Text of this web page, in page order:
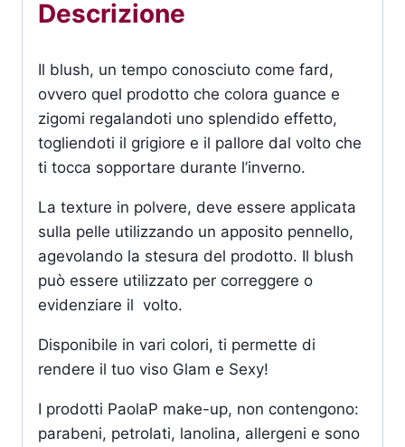
Descrizione
Il blush, un tempo conosciuto come fard,
ovvero quel prodotto che colora guance e
zigomi regalandoti uno splendido effetto,
togliendoti il grigiore e il pallore dal volto che
ti tocca sopportare durante l’inverno.
La texture in polvere, deve essere applicata
sulla pelle utilizzando un apposito pennello,
agevolando la stesura del prodotto. Il blush
può essere utilizzato per correggere o
evidenziare il volto.
Disponibile in vari colori, ti permette di
rendere il tuo viso Glam e Sexy!
I prodotti PaolaP make-up, non contengono:
parabeni, petrolati, lanolina, allergeni e sono